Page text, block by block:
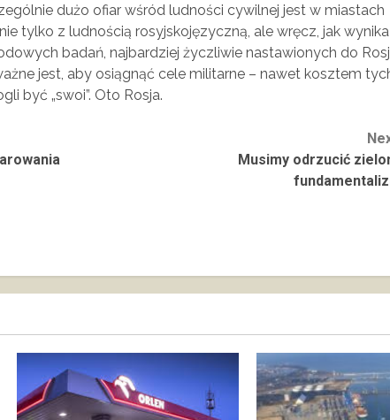
dużo ofiar wśród ludności cywilnej jest w miastach
tylko z ludnością rosyjskojęzyczną, ale wręcz, jak
badań, najbardziej życzliwie nastawionych do
jest, aby osiągnąć cele militarne – nawet kosztem
być „swoi”. Oto Rosja.
Musimy odrzucić